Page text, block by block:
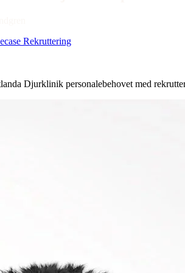
Rekruttering
Djurklinik personalebehovet med